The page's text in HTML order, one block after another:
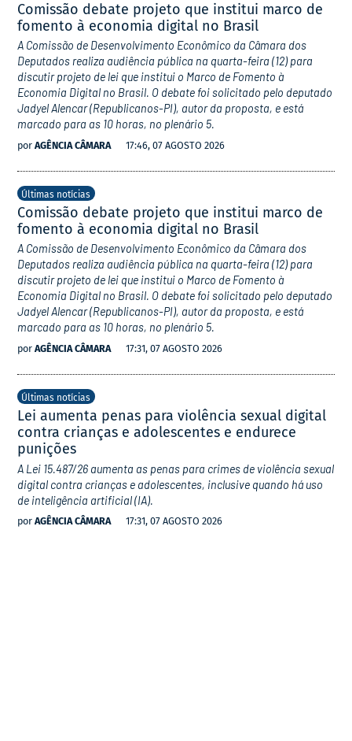
Comissão debate projeto que institui marco de
fomento à economia digital no Brasil
A Comissão de Desenvolvimento Econômico da Câmara dos
Deputados realiza audiência pública na quarta-feira (12) para
discutir projeto de lei que institui o Marco de Fomento à
Economia Digital no Brasil. O debate foi solicitado pelo deputado
Jadyel Alencar (Republicanos-PI), autor da proposta, e está
marcado para as 10 horas, no plenário 5.
por AGÊNCIA CÂMARA 17:46, 07 AGOSTO 2026
Últimas notícias
Comissão debate projeto que institui marco de
fomento à economia digital no Brasil
A Comissão de Desenvolvimento Econômico da Câmara dos
Deputados realiza audiência pública na quarta-feira (12) para
discutir projeto de lei que institui o Marco de Fomento à
Economia Digital no Brasil. O debate foi solicitado pelo deputado
Jadyel Alencar (Republicanos-PI), autor da proposta, e está
marcado para as 10 horas, no plenário 5.
por AGÊNCIA CÂMARA 17:31, 07 AGOSTO 2026
Últimas notícias
Lei aumenta penas para violência sexual digital
contra crianças e adolescentes e endurece
punições
A Lei 15.487/26 aumenta as penas para crimes de violência sexual
digital contra crianças e adolescentes, inclusive quando há uso
de inteligência artificial (IA).
por AGÊNCIA CÂMARA 17:31, 07 AGOSTO 2026